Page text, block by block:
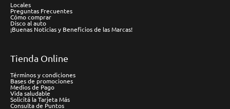
Locales
Preguntas Frecuentes
Cómo comprar
Disco al auto
¡Buenas Noticias y Beneficios de las Marcas!
Tienda Online
Términos y condiciones
Bases de promociones
Medios de Pago
Vida saludable
Solicitá la Tarjeta Más
Consulta de Puntos